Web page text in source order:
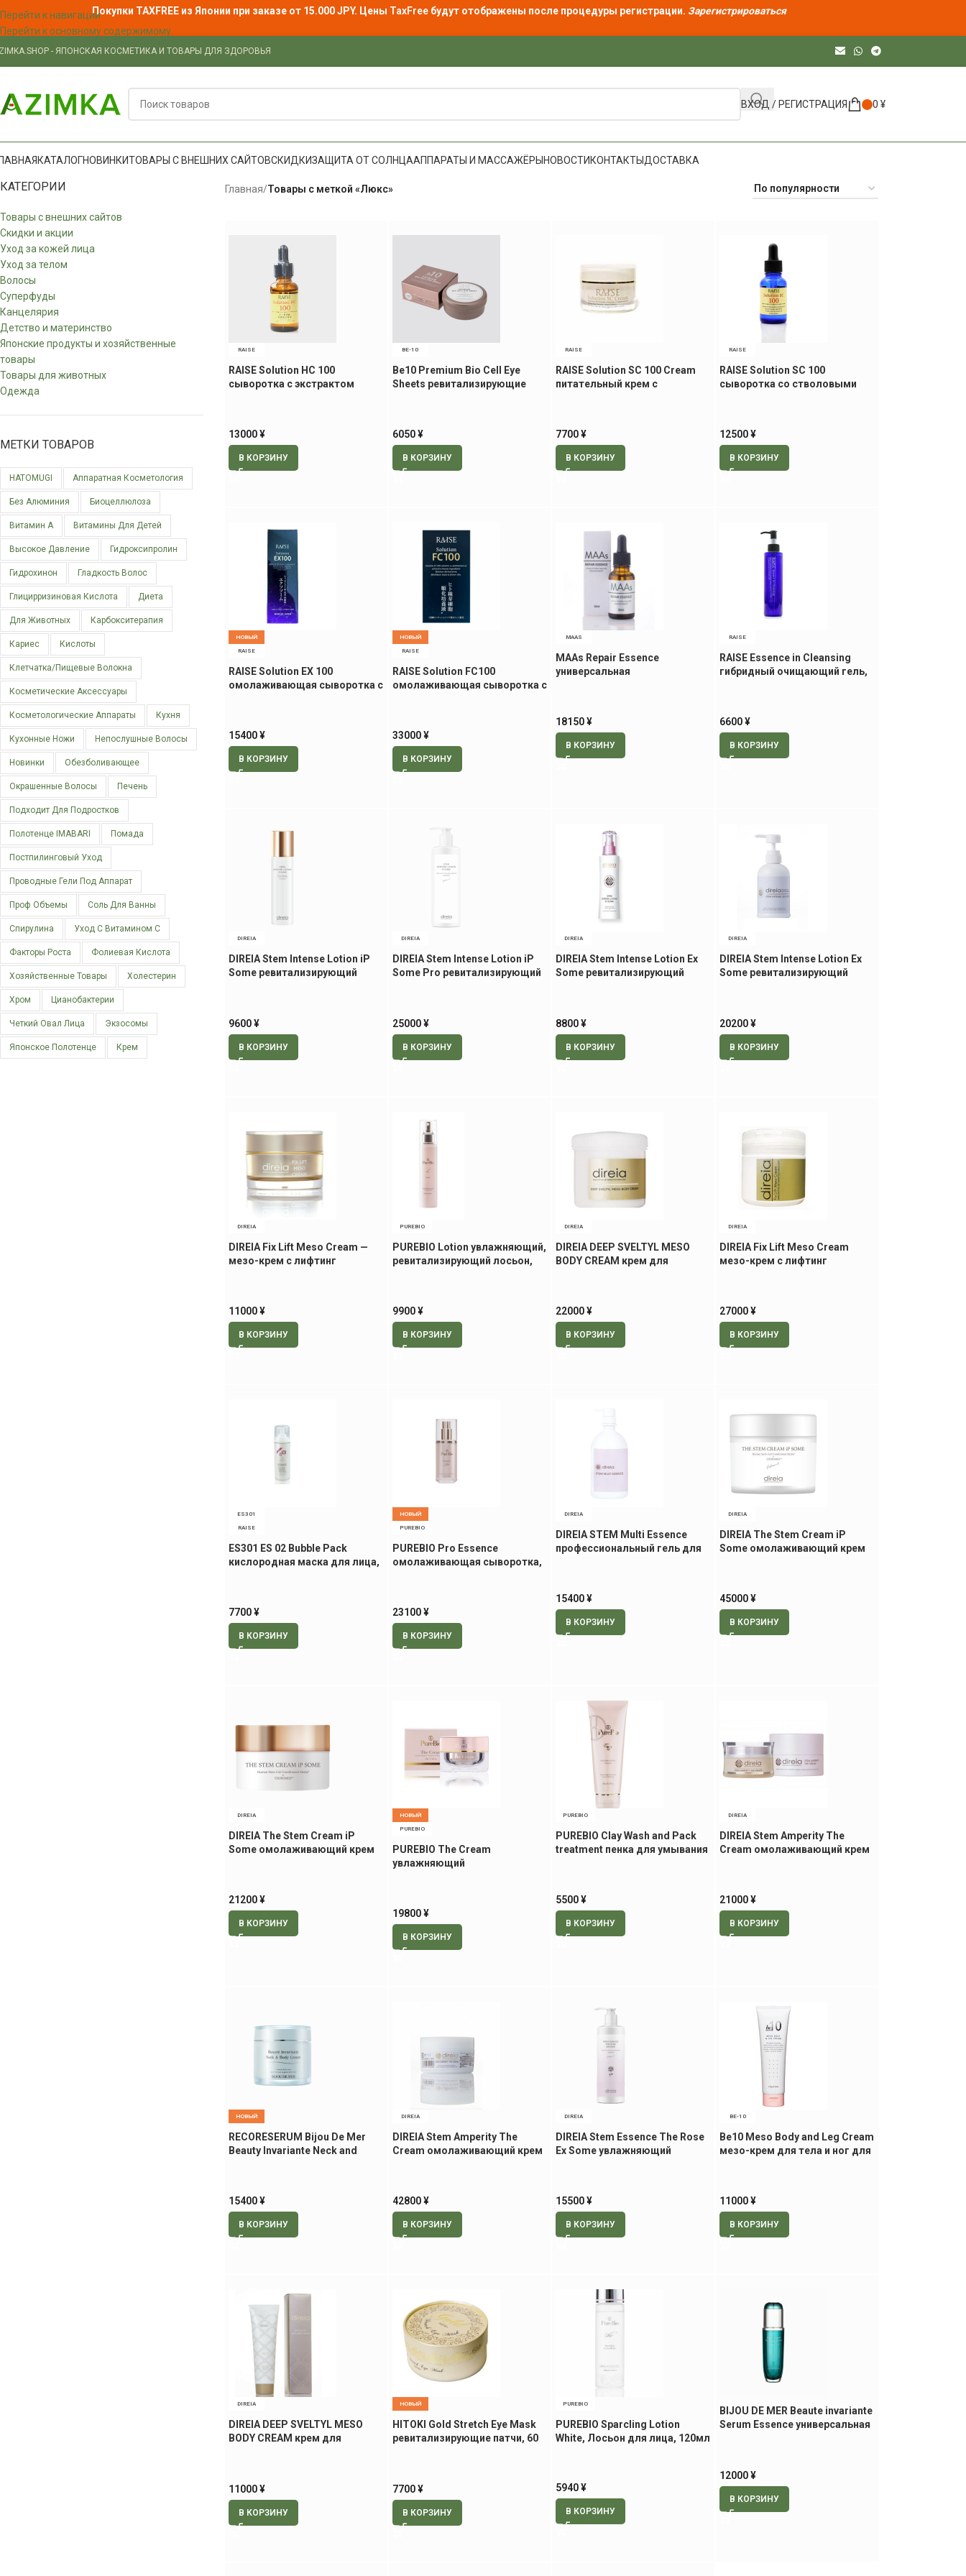
Перейти к навигации
Перейти к основному содержимому
Покупки TAXFREE из Японии при заказе от 15.000 JPY. Цены TaxFree будут отображены после процедуры регистрации. Зарегистрироваться
- ЯПОНСКАЯ КОСМЕТИКА И ТОВАРЫ ДЛЯ ЗДОРОВЬЯ
ВХОД / РЕГИСТРАЦИЯ 0 ¥
КАТАЛОГНОВИНКИТОВАРЫ С ВНЕШНИХ САЙТОВСКИДКИЗАЩИТА ОТ СОЛНЦААППАРАТЫ И МАССАЖЁРЫНОВОСТИКОНТАКТЫДОСТАВКА
КАТЕГОРИИ
Товары с внешних сайтов
Скидки и акции
Уход за кожей лица
Уход за телом
Волосы
Суперфуды
Канцелярия
Детство и материнство
Японские продукты и хозяйственные
товары
Товары для животных
Одежда
МЕТКИ ТОВАРОВ
HATOMUGI Аппаратная Косметология
Без Алюминия Биоцеллюлоза
Витамин А Витамины Для Детей
Высокое Давление Гидроксипролин
Гидрохинон Гладкость Волос
Глицирризиновая Кислота Диета
Для Животных Карбокситерапия
Кариес Кислоты
Клетчатка/пищевые Волокна
Косметические Аксессуары
Косметологические Аппараты Кухня
Кухонные Ножи Непослушные Волосы
Новинки Обезболивающее
Окрашенные Волосы Печень
Подходит Для Подростков
Полотенце IMABARI Помада
Постпилинговый Уход
Проводные Гели Под Аппарат
Проф Объемы Соль Для Ванны
Спирулина Уход С Витамином С
Факторы Роста Фолиевая Кислота
Хозяйственные Товары Холестерин
Хром Цианобактерии
Четкий Овал Лица Экзосомы
Японское Полотенце Крем
Главная/Товары с меткой «Люкс»
RAISE
RAISE Solution HC 100
сыворотка с экстрактом
13000¥
В КОРЗИНУ
BE-10
Be10 Premium Bio Cell Eye
Sheets ревитализирующие
6050¥
В КОРЗИНУ
RAISE
RAISE Solution SC 100 Cream
питательный крем с
7700¥
В КОРЗИНУ
RAISE
RAISE Solution SC 100
сыворотка со стволовыми
12500¥
В КОРЗИНУ
НОВЫЙ
RAISE
RAISE Solution EX 100
омолаживающая сыворотка с
15400¥
В КОРЗИНУ
НОВЫЙ
RAISE
RAISE Solution FC100
омолаживающая сыворотка с
33000¥
В КОРЗИНУ
MAAS
MAAs Repair Essence
универсальная
18150¥
В КОРЗИНУ
RAISE
RAISE Essence in Cleansing
гибридный очищающий гель,
6600¥
В КОРЗИНУ
DIREIA
DIREIA Stem Intense Lotion iP
Some ревитализирующий
9600¥
В КОРЗИНУ
DIREIA
DIREIA Stem Intense Lotion iP
Some Pro ревитализирующий
25000¥
В КОРЗИНУ
DIREIA
DIREIA Stem Intense Lotion Ex
Some ревитализирующий
8800¥
В КОРЗИНУ
DIREIA
DIREIA Stem Intense Lotion Ex
Some ревитализирующий
20200¥
В КОРЗИНУ
DIREIA
DIREIA Fix Lift Meso Cream —
мезо-крем с лифтинг
11000¥
В КОРЗИНУ
PUREBIO
PUREBIO Lotion увлажняющий,
ревитализирующий лосьон,
9900¥
В КОРЗИНУ
DIREIA
DIREIA DEEP SVELTYL MESO
BODY CREAM крем для
22000¥
В КОРЗИНУ
DIREIA
DIREIA Fix Lift Meso Cream
мезо-крем с лифтинг
27000¥
В КОРЗИНУ
ES301
RAISE
ES301 ES 02 Bubble Pack
кислородная маска для лица,
7700¥
В КОРЗИНУ
НОВЫЙ
PUREBIO
PUREBIO Pro Essence
омолаживающая сыворотка,
23100¥
В КОРЗИНУ
DIREIA
DIREIA STEM Multi Essence
профессиональный гель для
15400¥
В КОРЗИНУ
DIREIA
DIREIA The Stem Cream iP
Some омолаживающий крем
45000¥
В КОРЗИНУ
DIREIA
DIREIA The Stem Cream iP
Some омолаживающий крем
21200¥
В КОРЗИНУ
НОВЫЙ
PUREBIO
PUREBIO The Cream
увлажняющий
19800¥
В КОРЗИНУ
PUREBIO
PUREBIO Clay Wash and Pack
treatment пенка для умывания
5500¥
В КОРЗИНУ
DIREIA
DIREIA Stem Amperity The
Cream омолаживающий крем
21000¥
В КОРЗИНУ
НОВЫЙ
RECORESERUM Bijou De Mer
Beauty Invariante Neck and
15400¥
В КОРЗИНУ
DIREIA
DIREIA Stem Amperity The
Cream омолаживающий крем
42800¥
В КОРЗИНУ
DIREIA
DIREIA Stem Essence The Rose
Ex Some увлажняющий
15500¥
В КОРЗИНУ
BE-10
Be10 Meso Body and Leg Cream
мезо-крем для тела и ног для
11000¥
В КОРЗИНУ
DIREIA
DIREIA DEEP SVELTYL MESO
BODY CREAM крем для
11000¥
В КОРЗИНУ
НОВЫЙ
HITOKI Gold Stretch Eye Mask
ревитализирующие патчи, 60
7700¥
В КОРЗИНУ
PUREBIO
PUREBIO Sparcling Lotion
White, Лосьон для лица, 120мл
5940¥
В КОРЗИНУ
BIJOU DE MER Beaute invariante
Serum Essence универсальная
12000¥
В КОРЗИНУ